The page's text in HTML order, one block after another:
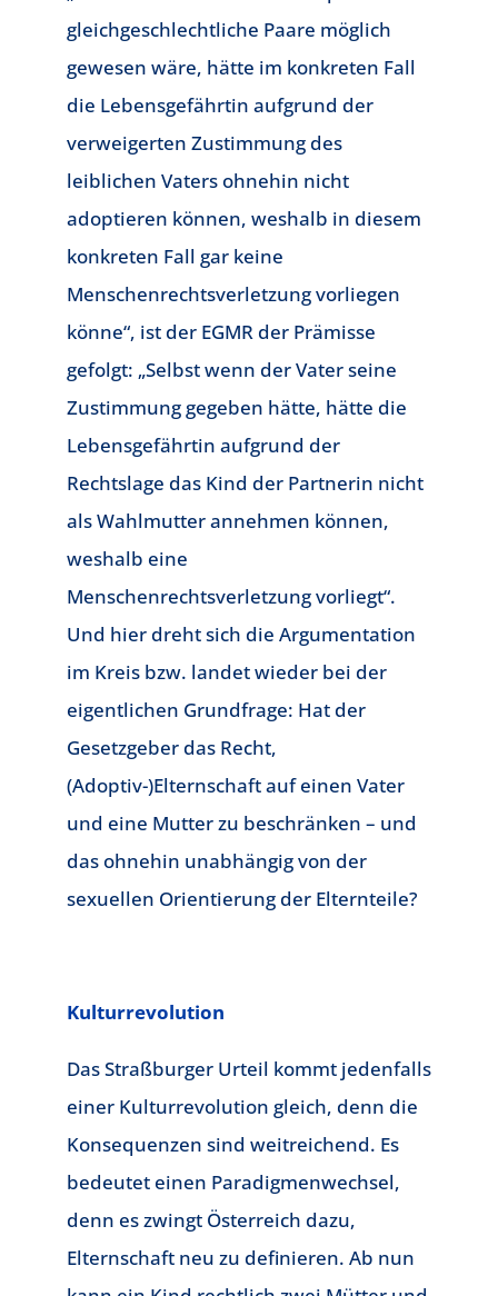
gleichgeschlechtliche Paare möglich
gewesen wäre, hätte im konkreten Fall
die Lebensgefährtin aufgrund der
verweigerten Zustimmung des
leiblichen Vaters ohnehin nicht
adoptieren können, weshalb in diesem
konkreten Fall gar keine
Menschenrechtsverletzung vorliegen
könne“, ist der EGMR der Prämisse
gefolgt: „Selbst wenn der Vater seine
Zustimmung gegeben hätte, hätte die
Lebensgefährtin aufgrund der
Rechtslage das Kind der Partnerin nicht
als Wahlmutter annehmen können,
weshalb eine
Menschenrechtsverletzung vorliegt“.
Und hier dreht sich die Argumentation
im Kreis bzw. landet wieder bei der
eigentlichen Grundfrage: Hat der
Gesetzgeber das Recht,
(Adoptiv-)Elternschaft auf einen Vater
und eine Mutter zu beschränken – und
das ohnehin unabhängig von der
sexuellen Orientierung der Elternteile?
Kulturrevolution
Das Straßburger Urteil kommt jedenfalls
einer Kulturrevolution gleich, denn die
Konsequenzen sind weitreichend. Es
bedeutet einen Paradigmenwechsel,
denn es zwingt Österreich dazu,
Elternschaft neu zu definieren. Ab nun